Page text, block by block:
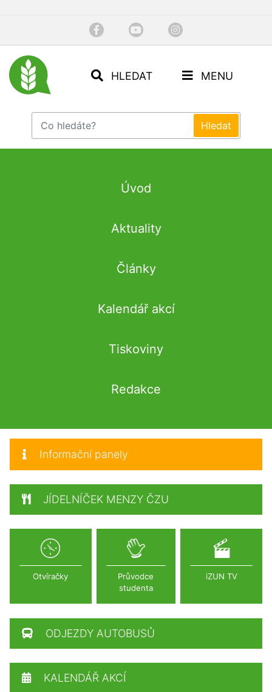
HLEDAT MENU
Úvod
Aktuality
Články
Kalendář akcí
Tiskoviny
Redakce
Informační panely
JÍDELNÍČEK MENZY ČZU
Otvíračky
Průvodce
studenta
iZUN TV
ODJEZDY AUTOBUSŮ
KALENDÁŘ AKCÍ